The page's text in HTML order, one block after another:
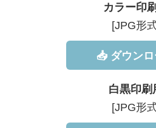
カラー印
[JPG形
📥 ダウン
白黒印刷
[JPG形